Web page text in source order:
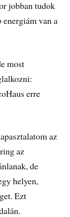
jobban tudok
van a
most
erre
az
az
de
helyen,
Ezt